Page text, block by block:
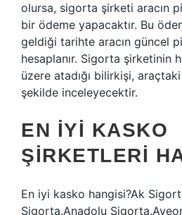
olursa, sigorta şirketi aracın
bir ödeme yapacaktır. Bu
geldiği tarihte aracın güncel
hesaplanır. Sigorta şirketinin
üzere atadığı bilirkişi,
şekilde inceleyecektir.
EN IYI KASKO
ŞIRKETLERI
En iyi kasko hangisi?Ak
Sigorta.Anadolu